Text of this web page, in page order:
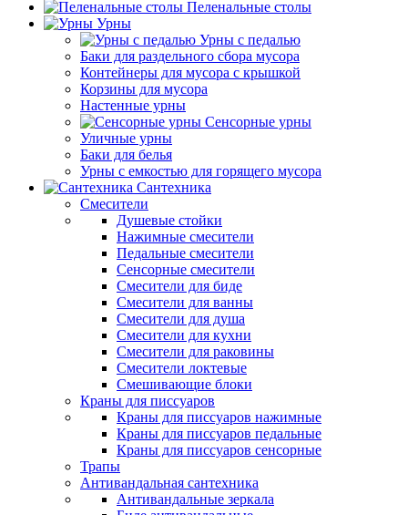
Пеленальные столы
Урны
Урны с педалью
Баки для раздельного сбора мусора
Контейнеры для мусора с крышкой
Корзины для мусора
Настенные урны
Сенсорные урны
Уличные урны
Баки для белья
Урны с емкостью для горящего мусора
Сантехника
Смесители
Душевые стойки
Нажимные смесители
Педальные смесители
Сенсорные смесители
Смесители для биде
Смесители для ванны
Смесители для душа
Смесители для кухни
Смесители для раковины
Смесители локтевые
Смешивающие блоки
Краны для писсуаров
Краны для писсуаров нажимные
Краны для писсуаров педальные
Краны для писсуаров сенсорные
Трапы
Антивандальная сантехника
Антивандальные зеркала